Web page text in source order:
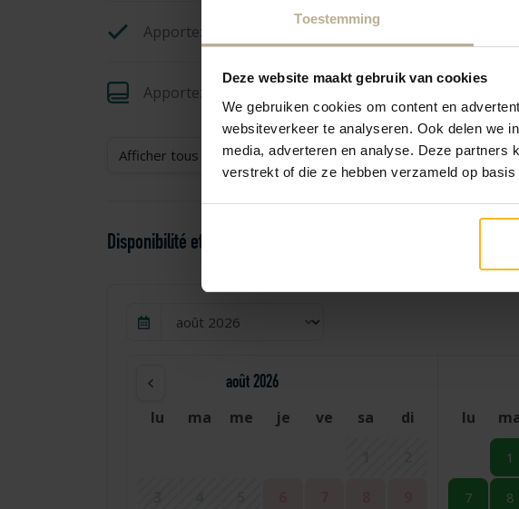
Toestemming
Deze website maakt gebruik van cookies
We gebruiken cookies om content en
websiteverkeer te analyseren. Ook delen we
media, adverteren en analyse. Deze partners
verstrekt of die ze hebben verzameld op
Apportez vos propres serviettes
Apportez votre linge de lit
Afficher tous les services
Disponibilité et prix
août 2026
lu ma me je ve sa
di
lu
1
7 8